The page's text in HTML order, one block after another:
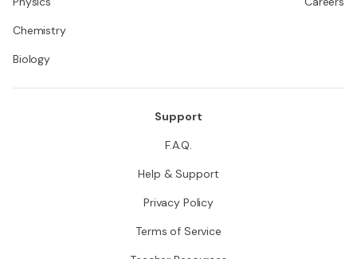
Chemistry
Biology
Support
F.A.Q.
Help & Support
Privacy Policy
Terms of Service